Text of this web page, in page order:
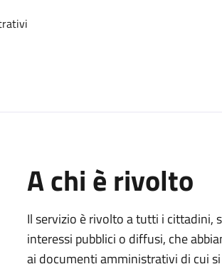
A chi è rivolto
Il servizio è rivolto a tutti i cittadini,
interessi pubblici o diffusi, che
ai documenti amministrativi di cui si